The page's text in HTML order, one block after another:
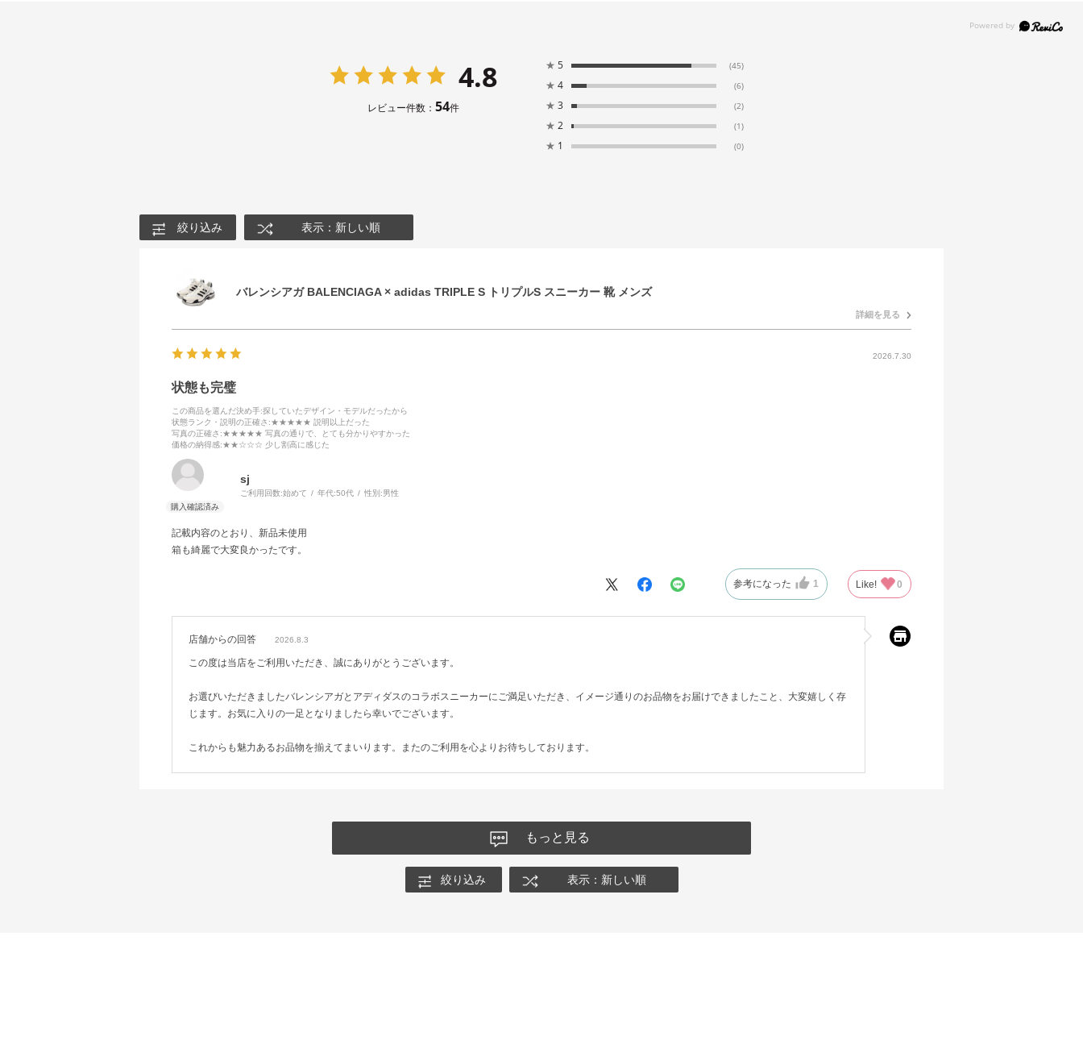
4.8
レビュー件数： 54件
★ 5 (45)
★ 4 (6)
★ 3 (2)
★ 2 (1)
★ 1 (0)
絞り込み 表示：新しい順
バレンシアガ BALENCIAGA × adidas TRIPLE S トリプルS スニーカー 靴 メンズ
詳細を見る
2026.7.30
状態も完璧
この商品を選んだ決め手:探していたデザイン・モデルだったから
状態ランク・説明の正確さ :★★★★★ 説明以上だった
写真の正確さ :★★★★★ 写真の通りで、とても分かりやすかった
価格の納得感:★★☆☆☆ 少し割高に感じた
sj
ご利用回数:始めて 年代:50代 性別:男性
記載内容のとおり、新品未使用
箱も綺麗で大変良かったです。
参考になった 1 Like! 0
店舗からの回答 2026.8.3
この度は当店をご利用いただき、誠にありがとうございます。
お選びいただきましたバレンシアガとアディダスのコラボスニーカーにご満足いただき、イメージ通りのお品物をお届けできましたこと、大変嬉しく存
じます。お気に入りの一足となりましたら幸いでございます。
これからも魅力あるお品物を揃えてまいります。またのご利用を心よりお待ちしております。
もっと見る
絞り込み 表示：新しい順